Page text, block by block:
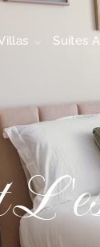
Suites